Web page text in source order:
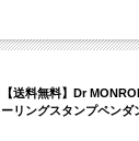
【送料無料】Dr
ーリングスタンプペン